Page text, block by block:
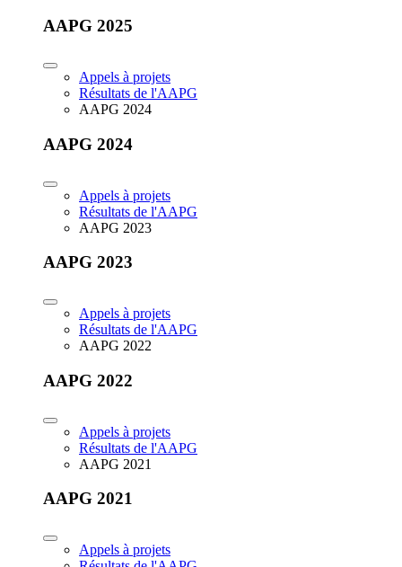
AAPG 2025
Appels à projets
Résultats de l'AAPG
AAPG 2024
AAPG 2024
Appels à projets
Résultats de l'AAPG
AAPG 2023
AAPG 2023
Appels à projets
Résultats de l'AAPG
AAPG 2022
AAPG 2022
Appels à projets
Résultats de l'AAPG
AAPG 2021
AAPG 2021
Appels à projets